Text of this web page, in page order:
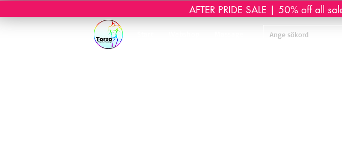
AFTER PRIDE SALE | 50% off all